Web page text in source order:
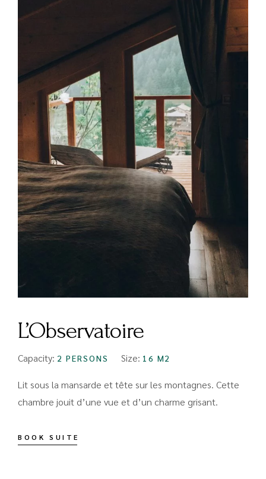
L’Observatoire
Capacity: 2 PERSONS Size: 16 M2
Lit sous la mansarde et tête sur les montagnes. Cette
chambre jouit d’une vue et d’un charme grisant.
BOOK SUITE